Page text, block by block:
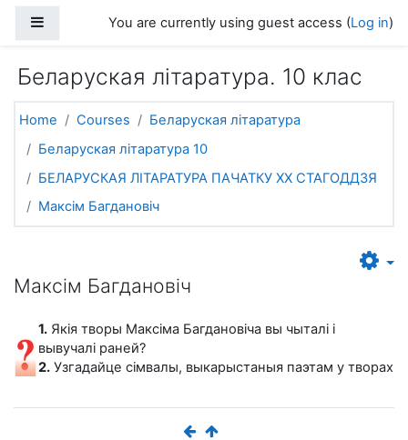
Side panelYou are currently using guest access (Log in)
Беларуская літаратура. 10 клас
Home Courses
Беларуская літаратура
Беларуская літаратура 10
БЕЛАРУСКАЯ ЛІТАРАТУРА ПАЧАТКУ ХХ СТАГОДДЗЯ
Максім Багдановіч
Максім Багдановіч
1. Якія творы Максіма Багдановіча вы чыталі і
вывучалі раней?
2. Узгадайце сімвалы, выкарыстаныя паэтам у творах